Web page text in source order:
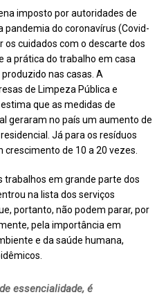
imposto por autoridades de
pandemia do coronavírus (Covid-
os cuidados com o descarte dos
a prática do trabalho em casa
nas casas. A
de Limpeza Pública e
que as medidas de
geraram no país um aumento de
Já para os resíduos
crescimento de 10 a 20 vezes.
trabalhos em grande parte dos
na lista dos serviços
portanto, não podem parar, por
pela importância em
e da saúde humana,
essencialidade, é